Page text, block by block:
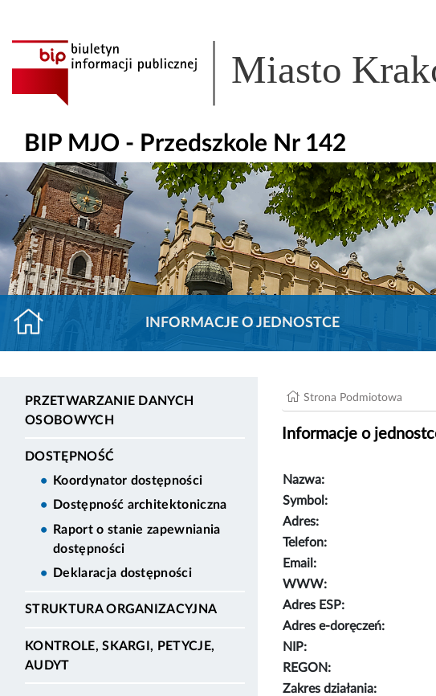
Miasto
BIP MJO - Przedszkole Nr 142
INFORMACJE O JEDNOSTCE
PRZETWARZANIE DANYCH
OSOBOWYCH
DOSTĘPNOŚĆ
Koordynator dostępności
Dostępność architektoniczna
Raport o stanie zapewniania
dostępności
Deklaracja dostępności
STRUKTURA ORGANIZACYJNA
KONTROLE, SKARGI, PETYCJE,
AUDYT
Strona Podmiotowa
Informacje o
Nazwa:
Symbol:
Adres:
Telefon:
Email:
WWW:
Adres ESP:
Adres e-doręczeń:
NIP:
REGON:
Zakres działania: